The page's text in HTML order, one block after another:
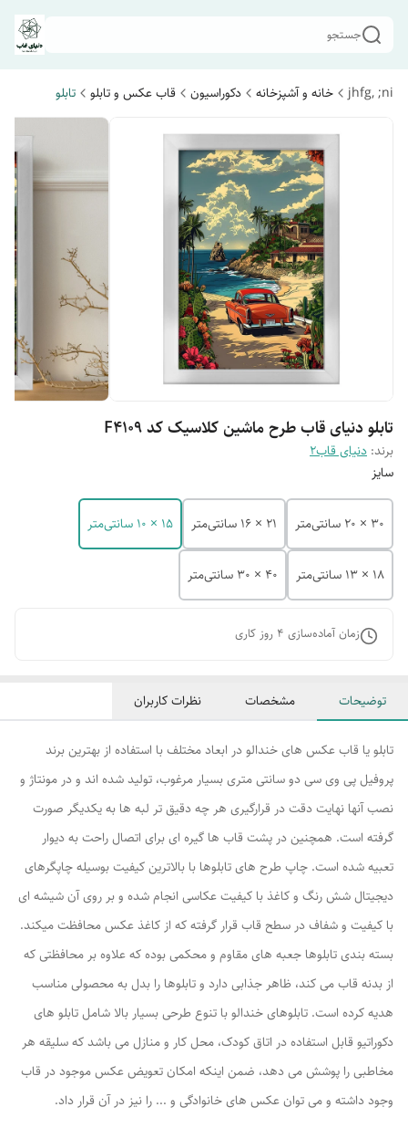
جستجو
jhfg, ;ni خانه و آشپزخانه دکوراسیون قاب عکس و تابلو تابلو
تابلو دنیای قاب طرح ماشین کلاسیک کد F4109
برند: دنیای قاب2
سایز
30 × 20 سانتی‌متر 21 × 16 سانتی‌متر 15 × 10 سانتی‌متر
18 × 13 سانتی‌متر 40 × 30 سانتی‌متر
زمان آماده‌سازی 4 روز کاری
توضیحات مشخصات نظرات کاربران
تابلو یا قاب عکس های خندالو در ابعاد مختلف با استفاده از بهترین برند
پروفیل پی وی سی دو سانتی متری بسیار مرغوب، تولید شده اند و در مونتاژ و
نصب آنها نهایت دقت در قرارگیری هر چه دقیق تر لبه ها به یکدیگر صورت
گرفته است. همچنین در پشت قاب ها گیره ای برای اتصال راحت به دیوار
تعبیه شده است. چاپ طرح های تابلوها با بالاترین کیفیت بوسیله چاپگرهای
دیجیتال شش رنگ و کاغذ با کیفیت عکاسی انجام شده و بر روی آن شیشه ای
با کیفیت و شفاف در سطح قاب قرار گرفته که از کاغذ عکس محافظت میکند.
بسته بندی تابلوها جعبه های مقاوم و محکمی بوده که علاوه بر محافظتی که
از بدنه قاب می کند، ظاهر جذابی دارد و تابلوها را بدل به محصولی مناسب
هدیه کرده است. تابلوهای خندالو با تنوع طرحی بسیار بالا شامل تابلو های
دکوراتیو قابل استفاده در اتاق کودک، محل کار و منازل می باشد که سلیقه هر
مخاطبی را پوشش می دهد، ضمن اینکه امکان تعویض عکس موجود در قاب
وجود داشته و می توان عکس های خانوادگی و ... را نیز در آن قرار داد.